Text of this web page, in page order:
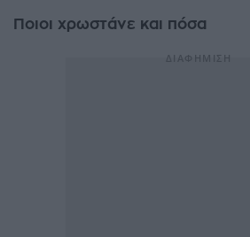
Ποιοι χρωστάνε και πόσα